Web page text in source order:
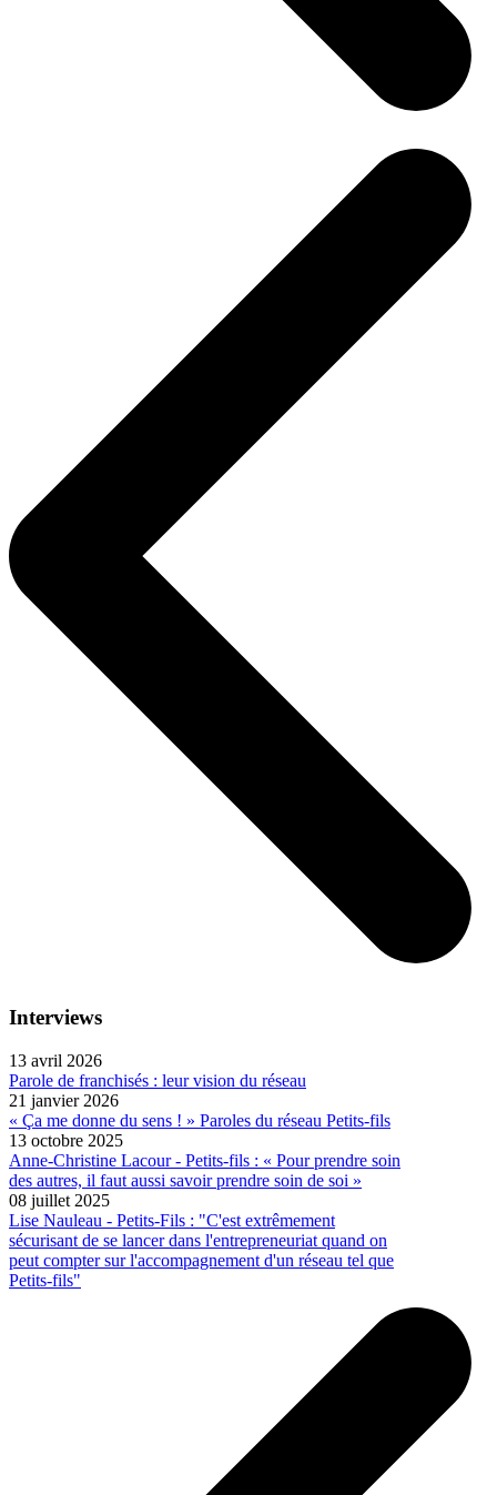
Interviews
13 avril 2026
Parole de franchisés : leur vision du réseau
21 janvier 2026
« Ça me donne du sens ! » Paroles du réseau Petits-fils
13 octobre 2025
Anne-Christine Lacour - Petits-fils : « Pour prendre soin
des autres, il faut aussi savoir prendre soin de soi »
08 juillet 2025
Lise Nauleau - Petits-Fils : "C'est extrêmement
sécurisant de se lancer dans l'entrepreneuriat quand on
peut compter sur l'accompagnement d'un réseau tel que
Petits-fils"